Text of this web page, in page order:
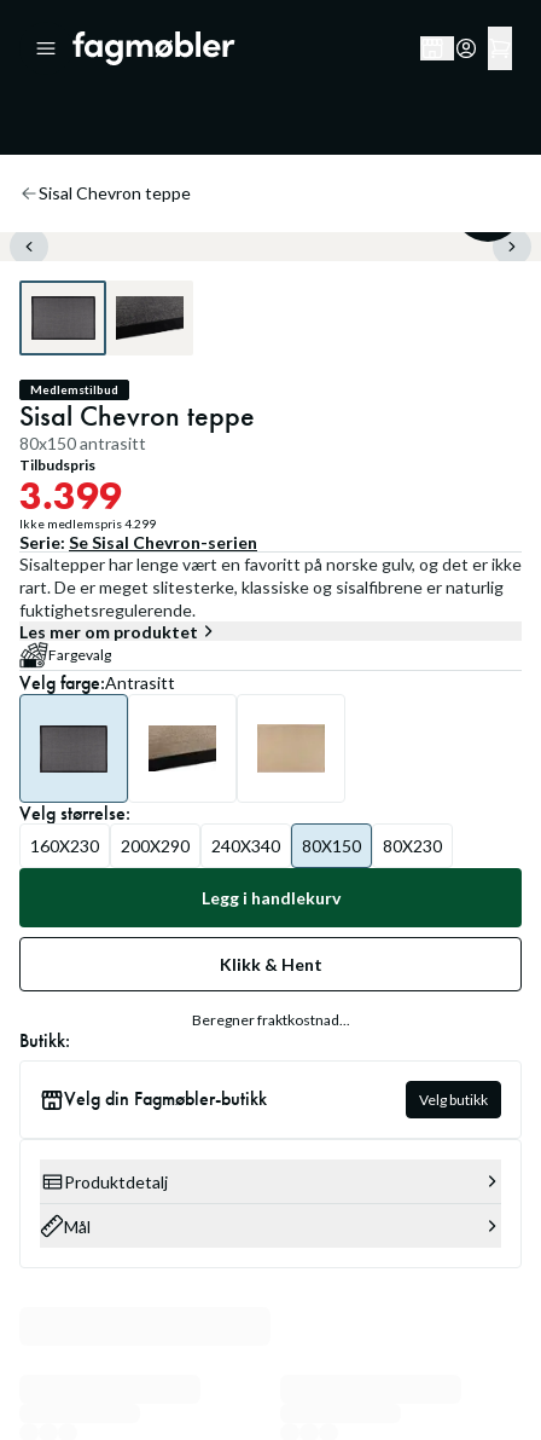
Sisal Chevron teppe
Medlemstilbud
Sisal Chevron teppe
80x150 antrasitt
Tilbudspris
3.399
Ikke medlemspris4.299
Serie: SeSisal Chevron-serien
Sisaltepper har lenge vært en favoritt på norske gulv, og det er ikke
rart. De er meget slitesterke, klassiske og sisalfibrene er naturlig
fuktighetsregulerende.
Les mer om produktet
Fargevalg
Velgfarge:Antrasitt
Velgstørrelse:
160X230 200X290 240X340 80X150 80X230
Legg i handlekurv
Klikk & Hent
Beregner fraktkostnad...
Butikk:
Velg din Fagmøbler-butikk Velg butikk
Produktdetalj
Mål